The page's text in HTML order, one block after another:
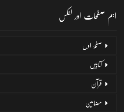
اہم صفحات اور لنکس
صفحۂ اول
کتابیں
قرآن
مضامین